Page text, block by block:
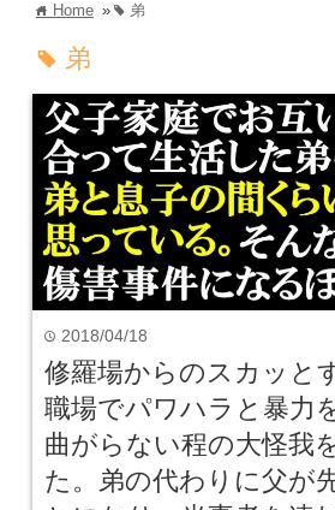
home Home » tag 弟
tag 弟
time 2018/04/18
修羅場からのスカッ
職場でパワハラと暴力
曲がらない程の大怪我
た。弟の代わりに父が